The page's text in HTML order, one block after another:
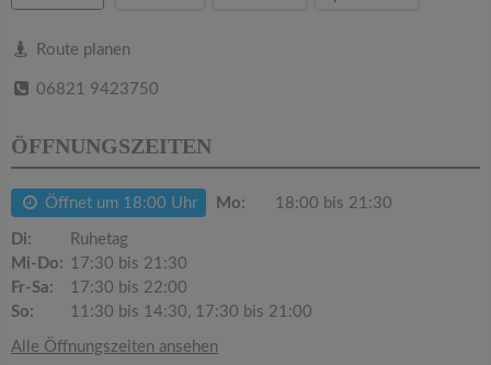
Route planen
06821 9423750
ÖFFNUNGSZEITEN
Öffnet um 18:00 Uhr Mo: 18:00 bis 21:30
Di:
Ruhetag
Mi-Do: 17:30 bis 21:30
Fr-Sa:
17:30 bis 22:00
So:
11:30 bis 14:30, 17:30 bis 21:00
Alle Öffnungszeiten ansehen
a
t